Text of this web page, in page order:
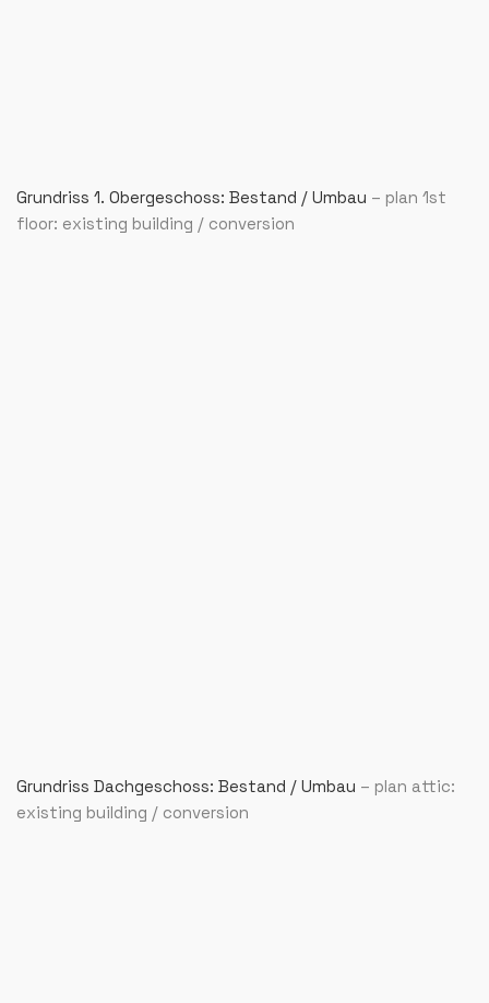
Grundriss 1. Obergeschoss: Bestand / Umbau – plan 1st
floor: existing building / conversion
Grundriss Dachgeschoss: Bestand / Umbau – plan attic:
existing building / conversion